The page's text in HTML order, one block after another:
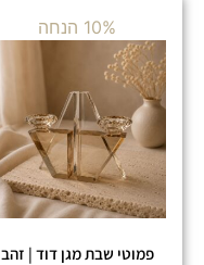
10% הנחה
פמוטי שבת מגן דוד | זהב